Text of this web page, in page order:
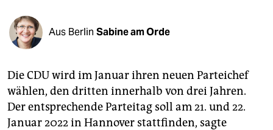
fragen & hilfe
unterstützen
genossenschaft
epaper login
Aus Berlin Sabine am Orde
Die CDU wird im Januar ihren neuen Parteichef
wählen, den dritten innerhalb von drei Jahren.
Der entsprechende Parteitag soll am 21. und 22.
Januar 2022 in Hannover stattfinden, sagte